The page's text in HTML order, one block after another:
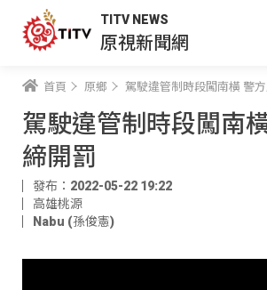
TITV NEWS
原視新聞網
首頁 原鄉 駕駛違管制時段闖南橫 警
駕駛違管制時段闖南
締開罰
發布：2022-05-22 19:22
高雄桃源
Nabu (孫俊憲)